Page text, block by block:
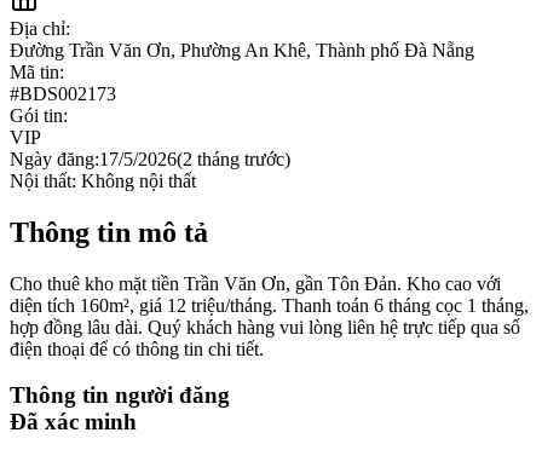
Địa chỉ:
Đường Trần Văn Ơn, Phường An Khê, Thành phố Đà Nẵng
Mã tin:
#BDS002173
Gói tin:
VIP
Ngày đăng:17/5/2026(2 tháng trước)
Nội thất: Không nội thất
Thông tin mô tả
Cho thuê kho mặt tiền Trần Văn Ơn, gần Tôn Đản. Kho cao với
diện tích 160m², giá 12 triệu/tháng. Thanh toán 6 tháng cọc 1 tháng,
hợp đồng lâu dài. Quý khách hàng vui lòng liên hệ trực tiếp qua số
điện thoại để có thông tin chi tiết.
Thông tin người đăng
Đã xác minh